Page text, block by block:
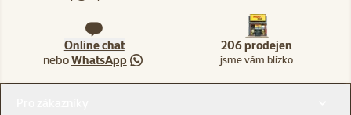
Online chat
neboWhatsApp
206 prodejen
jsme vám blízko